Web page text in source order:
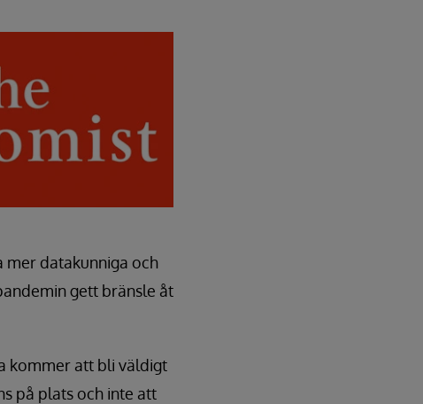
mer datakunniga och
gett bränsle åt
kommer att bli väldigt
på plats och inte att